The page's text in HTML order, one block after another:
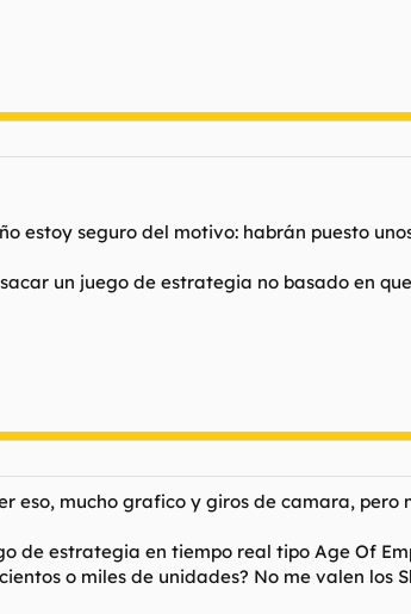
estoy seguro del motivo: habrán puesto
un juego de estrategia no basado en
eso, mucho grafico y giros de camara,
de estrategia en tiempo real tipo Age Of
o miles de unidades? No me valen los